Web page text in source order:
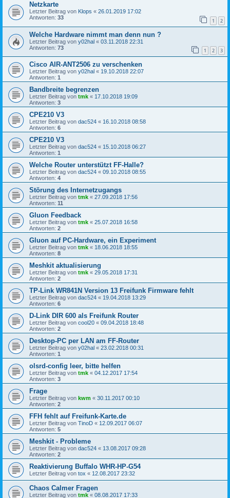
Netzkarte
Letzter Beitrag von Klops « 26.01.2019 17:02
Antworten: 33 1 2
Welche Hardware nimmt man denn nun ?
Letzter Beitrag von y02hal « 03.11.2018 22:31
Antworten: 73 1 2 3
Cisco AIR-ANT2506 zu verschenken
Letzter Beitrag von y02hal « 19.10.2018 22:07
Antworten: 1
Bandbreite begrenzen
Letzter Beitrag von tmk « 17.10.2018 19:09
Antworten: 3
CPE210 V3
Letzter Beitrag von dac524 « 16.10.2018 08:58
Antworten: 6
CPE210 V3
Letzter Beitrag von dac524 « 15.10.2018 06:27
Antworten: 1
Welche Router unterstützt FF-Halle?
Letzter Beitrag von dac524 « 09.10.2018 08:55
Antworten: 4
Störung des Internetzugangs
Letzter Beitrag von tmk « 27.09.2018 17:56
Antworten: 11
Gluon Feedback
Letzter Beitrag von tmk « 25.07.2018 16:58
Antworten: 2
Gluon auf PC-Hardware, ein Experiment
Letzter Beitrag von tmk « 18.06.2018 18:55
Antworten: 8
Meshkit aktualisierung
Letzter Beitrag von tmk « 29.05.2018 17:31
Antworten: 2
TP-Link WR841N Version 13 Freifunk Firmware fehlt
Letzter Beitrag von dac524 « 19.04.2018 13:29
Antworten: 6
D-Link DIR 600 als Freifunk Router
Letzter Beitrag von cool20 « 09.04.2018 18:48
Antworten: 2
Desktop-PC per LAN am FF-Router
Letzter Beitrag von y02hal « 23.02.2018 00:31
Antworten: 1
olsrd-config leer, bitte helfen
Letzter Beitrag von tmk « 04.12.2017 17:54
Antworten: 3
Frage
Letzter Beitrag von kwm « 30.11.2017 00:10
Antworten: 2
FFH fehlt auf Freifunk-Karte.de
Letzter Beitrag von TinoD « 12.09.2017 06:07
Antworten: 5
Meshkit - Probleme
Letzter Beitrag von dac524 « 13.08.2017 09:28
Antworten: 2
Reaktivierung Buffalo WHR-HP-G54
Letzter Beitrag von tox « 12.08.2017 23:32
Chaos Calmer Fragen
Letzter Beitrag von tmk « 08.08.2017 17:33